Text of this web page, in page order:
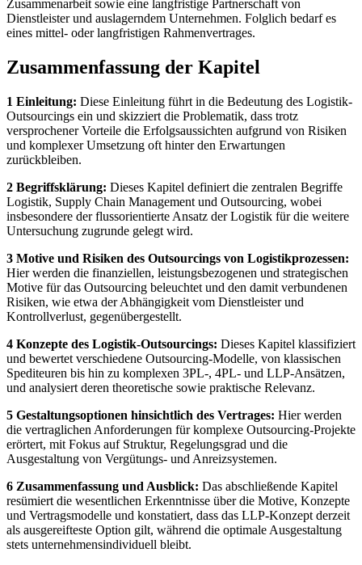
Zusammenarbeit sowie eine langfristige Partnerschaft von
Dienstleister und auslagerndem Unternehmen. Folglich bedarf es
eines mittel- oder langfristigen Rahmenvertrages.
Zusammenfassung der Kapitel
1 Einleitung: Diese Einleitung führt in die Bedeutung des Logistik-
Outsourcings ein und skizziert die Problematik, dass trotz
versprochener Vorteile die Erfolgsaussichten aufgrund von Risiken
und komplexer Umsetzung oft hinter den Erwartungen
zurückbleiben.
2 Begriffsklärung: Dieses Kapitel definiert die zentralen Begriffe
Logistik, Supply Chain Management und Outsourcing, wobei
insbesondere der flussorientierte Ansatz der Logistik für die weitere
Untersuchung zugrunde gelegt wird.
3 Motive und Risiken des Outsourcings von Logistikprozessen:
Hier werden die finanziellen, leistungsbezogenen und strategischen
Motive für das Outsourcing beleuchtet und den damit verbundenen
Risiken, wie etwa der Abhängigkeit vom Dienstleister und
Kontrollverlust, gegenübergestellt.
4 Konzepte des Logistik-Outsourcings: Dieses Kapitel klassifiziert
und bewertet verschiedene Outsourcing-Modelle, von klassischen
Spediteuren bis hin zu komplexen 3PL-, 4PL- und LLP-Ansätzen,
und analysiert deren theoretische sowie praktische Relevanz.
5 Gestaltungsoptionen hinsichtlich des Vertrages: Hier werden
die vertraglichen Anforderungen für komplexe Outsourcing-Projekte
erörtert, mit Fokus auf Struktur, Regelungsgrad und die
Ausgestaltung von Vergütungs- und Anreizsystemen.
6 Zusammenfassung und Ausblick: Das abschließende Kapitel
resümiert die wesentlichen Erkenntnisse über die Motive, Konzepte
und Vertragsmodelle und konstatiert, dass das LLP-Konzept derzeit
als ausgereifteste Option gilt, während die optimale Ausgestaltung
stets unternehmensindividuell bleibt.